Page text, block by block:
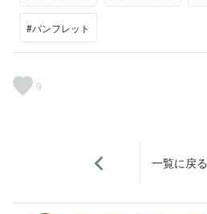
#パンフレット
9
一覧に戻る